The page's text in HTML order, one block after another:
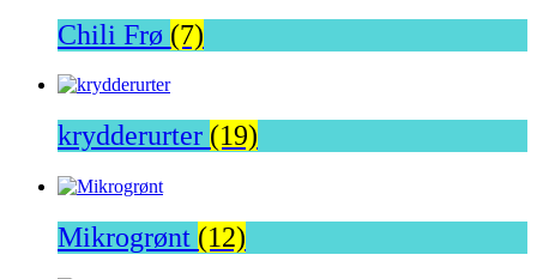
Chili Frø (7)
krydderurter (19)
Mikrogrønt (12)